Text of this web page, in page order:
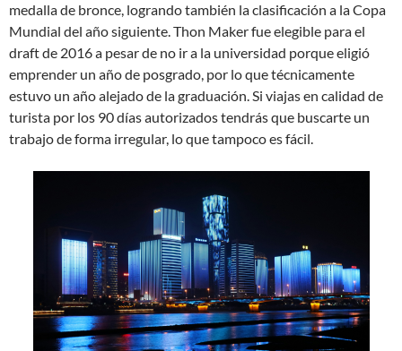
medalla de bronce, logrando también la clasificación a la Copa
Mundial del año siguiente. Thon Maker fue elegible para el
draft de 2016 a pesar de no ir a la universidad porque eligió
emprender un año de posgrado, por lo que técnicamente
estuvo un año alejado de la graduación. Si viajas en calidad de
turista por los 90 días autorizados tendrás que buscarte un
trabajo de forma irregular, lo que tampoco es fácil.